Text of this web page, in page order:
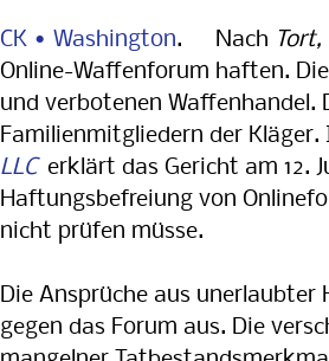
CK • Washington. Nach Tort,
Online-Waffenforum haften.
und verbotenen Waffenhandel.
Familienmitgliedern der Kläger.
LLC erklärt das Gericht am 12.
Haftungsbefreiung von
nicht prüfen müsse.
Die Ansprüche aus
gegen das Forum aus. Die